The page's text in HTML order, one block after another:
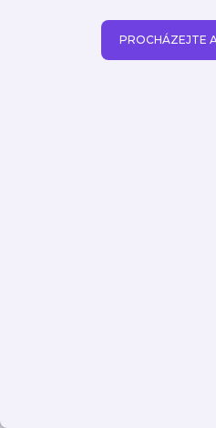
PROCHÁZEJTE